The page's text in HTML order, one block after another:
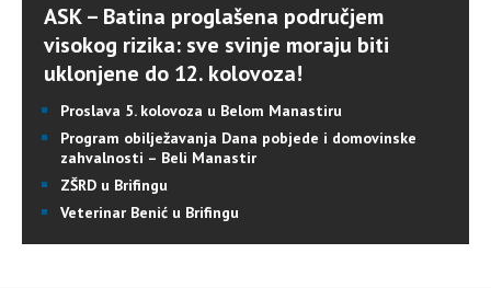
ASK – Batina proglašena područjem
visokog rizika: sve svinje moraju biti
uklonjene do 12. kolovoza!
Proslava 5. kolovoza u Belom Manastiru
Program obilježavanja Dana pobjede i domovinske
zahvalnosti – Beli Manastir
ZŠRD u Brifingu
Veterinar Benić u Brifingu